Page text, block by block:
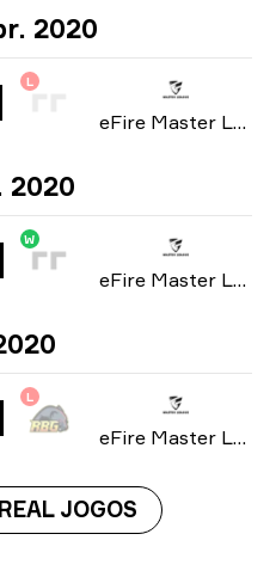
2020
L
eFire Master League: North America season 2 2020
2020
W
eFire Master League: North America season 2 2020
L
eFire Master League: North America season 2 2020
JOGOS